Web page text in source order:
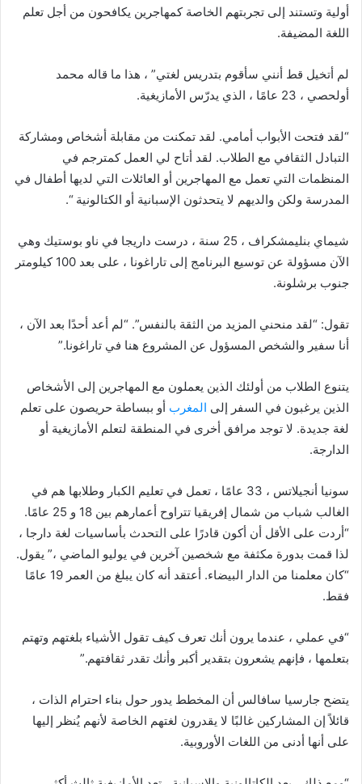
أولية وتستند إلى تجربتهم الخاصة كمهاجرين يكافحون من أجل تعلم
اللغة المضيفة.
لم أتخيل قط أنني سأقوم بتدريس لغتي” ، هذا ما قاله محمد
أولحصي ، 23 عامًا ، الذي يدرّس الأمازيغية.
“لقد فتحت الأبواب أمامي. لقد تمكنت من مقابلة أشخاص ومشاركة
التبادل الثقافي مع الطلاب. لقد أتاح لي العمل كمترجم في
المنظمات التي تعمل مع المهاجرين أو العائلات التي لديها أطفال في
المدرسة ولكن والديهم لا يتحدثون الإسبانية أو الكتالونية “.
شيماي بنليمشكراف ، 25 سنة ، درست داريجا في ناو بوستيك وهي
الآن مسؤولة عن توسيع البرنامج إلى تاراغونا ، على بعد 100 كيلومتر
جنوب برشلونة.
تقول: “لقد منحني المزيد من الثقة بالنفس”. “لم أعد أحدًا بعد الآن ،
أنا سفير والشخص المسؤول عن المشروع هنا في تاراغونا.”
يتنوع الطلاب من أولئك الذين يعملون مع المهاجرين إلى الأشخاص
الذين يرغبون في السفر إلى المغرب أو ببساطة حريصون على تعلم
لغة جديدة. لا توجد مرافق أخرى في المنطقة لتعلم الأمازيغية أو
الدارجة.
سونيا أنجيلاتس ، 33 عامًا ، تعمل في تعليم الكبار وطلابها هم في
الغالب شباب من شمال إفريقيا تتراوح أعمارهم بين 18 و 25 عامًا.
“أردت على الأقل أن أكون قادرًا على التحدث بأساسيات لغة دارجا ،
لذا قمت بدورة مكثفة مع شخصين آخرين في يوليو الماضي ،” يقول.
“كان معلمنا من الدار البيضاء. أعتقد أنه كان يبلغ من العمر 19 عامًا
فقط.
“في عملي ، عندما يرون أنك تعرف كيف تقول الأشياء بلغتهم وتهتم
بتعلمها ، فإنهم يشعرون بتقدير أكبر وأنك تقدر ثقافتهم.”
يتضح جارسيا سافالس أن المخطط يدور حول بناء احترام الذات ،
قائلاً إن المشاركين غالبًا لا يقدرون لغتهم الخاصة لأنهم يُنظر إليها
على أنها أدنى من اللغات الأوروبية.